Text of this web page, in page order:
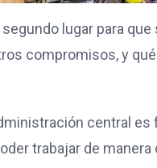
lugar para
compromisos, y
central es
trabajar de manera